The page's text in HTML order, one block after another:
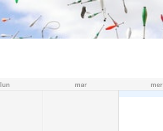
lun mar mer